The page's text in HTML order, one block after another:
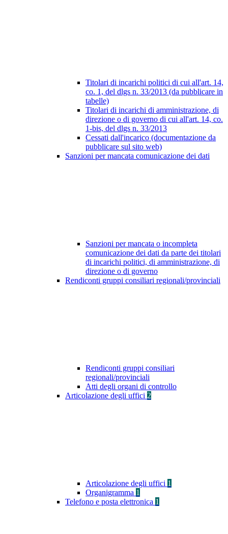
Titolari di incarichi politici di cui all'art. 14,
co. 1, del dlgs n. 33/2013 (da pubblicare in
tabelle)
Titolari di incarichi di amministrazione, di
direzione o di governo di cui all'art. 14, co.
1-bis, del dlgs n. 33/2013
Cessati dall'incarico (documentazione da
pubblicare sul sito web)
Sanzioni per mancata comunicazione dei dati
Sanzioni per mancata o incompleta
comunicazione dei dati da parte dei titolari
di incarichi politici, di amministrazione, di
direzione o di governo
Rendiconti gruppi consiliari regionali/provinciali
Rendiconti gruppi consiliari
regionali/provinciali
Atti degli organi di controllo
Articolazione degli uffici 2
Articolazione degli uffici 1
Organigramma 1
Telefono e posta elettronica 1